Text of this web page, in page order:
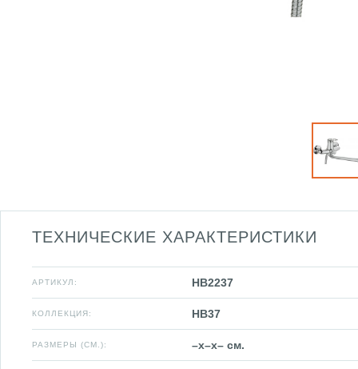
ТЕХНИЧЕСКИЕ ХАРАКТЕРИСТИКИ
АРТИКУЛ: HB2237
КОЛЛЕКЦИЯ: HB37
РАЗМЕРЫ (СМ.): –x–x– см.